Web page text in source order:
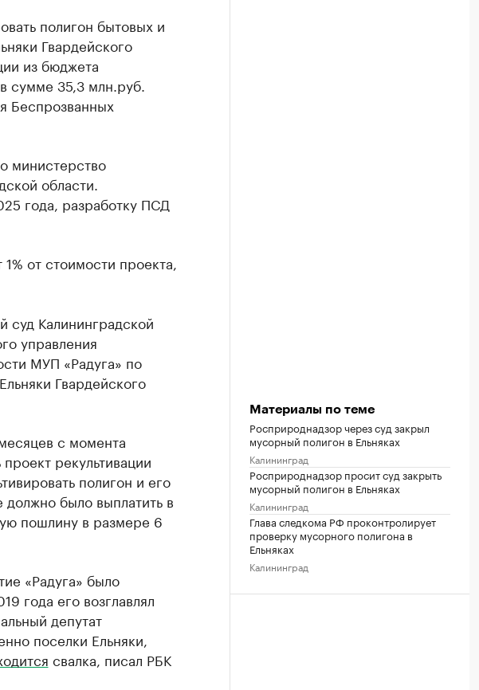
полигон бытовых и
Гвардейского
из бюджета
сумме 35,3 млн.руб.
Беспрозванных
министерство
области.
года, разработку ПСД
от стоимости проекта,
Калининградской
управления
МУП «Радуга» по
Гвардейского
с момента
рекультивации
полигон и его
было выплатить в
пошлину в размере 6
«Радуга» было
года его возглавлял
депутат
поселки Ельняки,
свалка, писал РБК
Материалы по теме
Росприроднадзор через суд закрыл
мусорный полигон в Ельняках
Калининград
Росприроднадзор просит суд закрыть
мусорный полигон в Ельняках
Калининград
Глава следкома РФ проконтролирует
проверку мусорного полигона в
Ельняках
Калининград